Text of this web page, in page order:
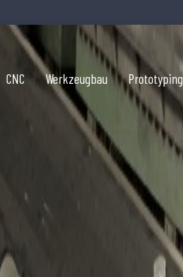
CNC Werkzeugbau Prototyping